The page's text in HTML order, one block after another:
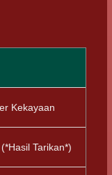
Kekayaan
Tarikan*)